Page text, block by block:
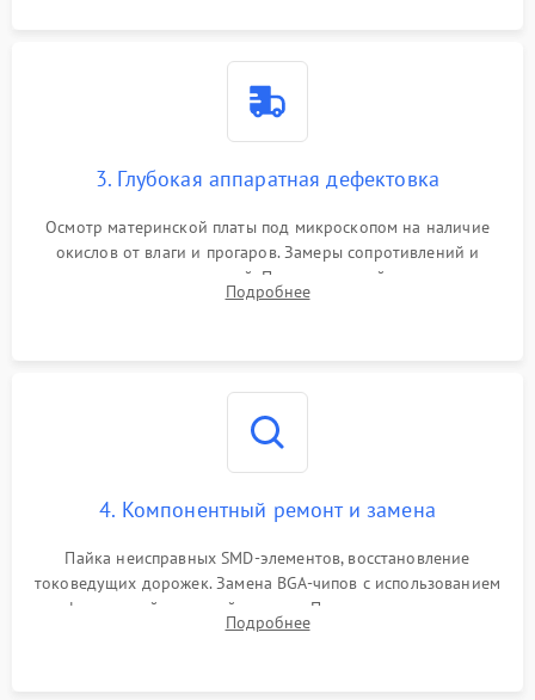
3. Глубокая аппаратная дефектовка
Осмотр материнской платы под микроскопом на наличие
окислов от влаги и прогаров. Замеры сопротивлений и
дежурных напряжений. Проверка цепей питания,
мультиконтроллера, процессора и видеочипа.
Подробнее
4. Компонентный ремонт и замена
Пайка неисправных SMD-элементов, восстановление
токоведущих дорожек. Замена BGA-чипов с использованием
инфракрасной паяльной станции. Прошивка микросхемы
BIOS или замена поврежденных портов USB
Подробнее